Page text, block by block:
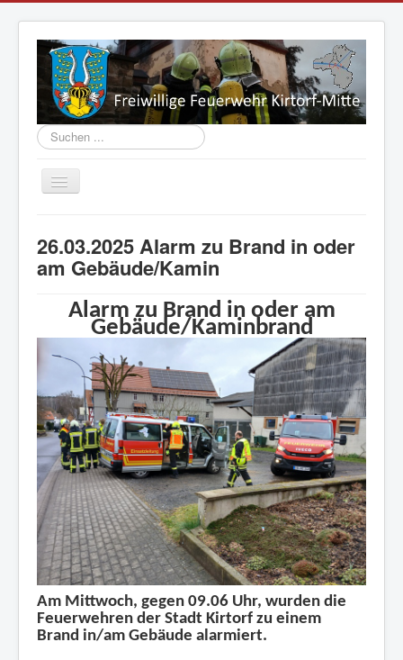
Suchen
...
Navigation
an/aus
Vorstand
Jugend
Fahrzeuge
Geschichte
Mitglied werden
Übungspläne
Impressum und Datenschutz
26.03.2025 Alarm zu Brand in oder
am Gebäude/Kamin
Alarm zu Brand in oder am
Gebäude/Kaminbrand
Am Mittwoch, gegen 09.06 Uhr, wurden die
Feuerwehren der Stadt Kirtorf zu einem
Brand in/am Gebäude alarmiert.